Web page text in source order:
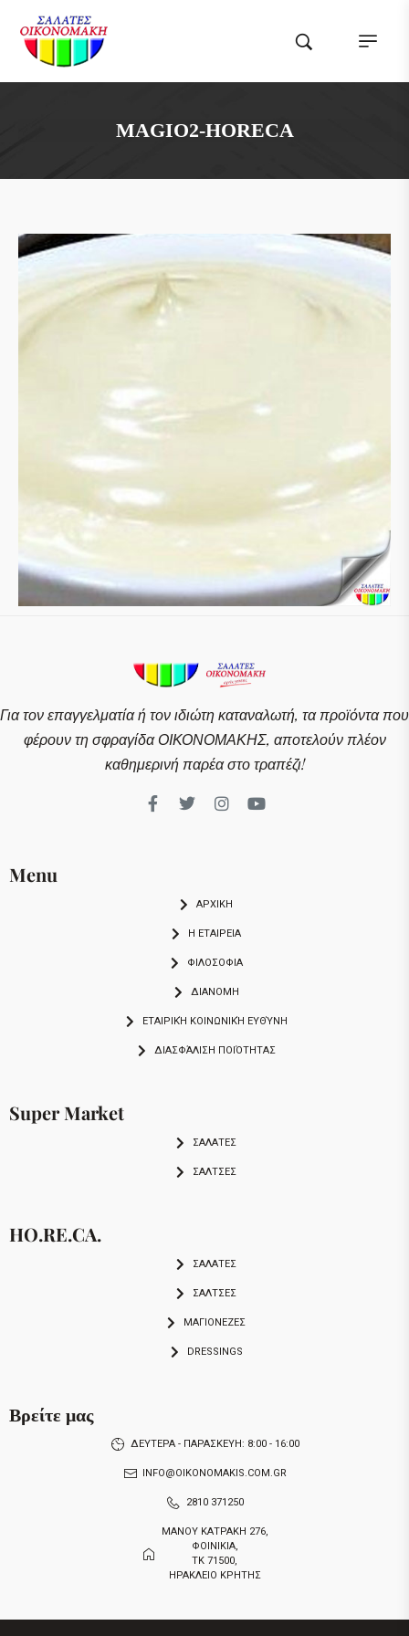
MAGIO2-HORECA
Για τον επαγγελματία ή τον ιδιώτη καταναλωτή, τα προϊόντα που
φέρουν τη σφραγίδα ΟΙΚΟΝΟΜΑΚΗΣ, αποτελούν πλέον
καθημερινή παρέα στο τραπέζι!
Menu
ΑΡΧΙΚΗ
Η ΕΤΑΙΡΕΙΑ
ΦΙΛΟΣΟΦΙΑ
ΔΙΑΝΟΜΗ
ΕΤΑΙΡΙΚΉ ΚΟΙΝΩΝΙΚΉ ΕΥΘΎΝΗ
ΔΙΑΣΦΆΛΙΣΗ ΠΟΙΌΤΗΤΑΣ
Super Market
ΣΑΛΑΤΕΣ
ΣΑΛΤΣΕΣ
HO.RE.CA.
ΣΑΛΑΤΕΣ
ΣΑΛΤΣΕΣ
ΜΑΓΙΟΝΕΖΕΣ
DRESSINGS
Βρείτε μας
ΔΕΥΤΕΡΑ - ΠΑΡΑΣΚΕΥΗ: 8:00 - 16:00
INFO@OIKONOMAKIS.COM.GR
2810 371250
ΜΑΝΟΥ ΚΑΤΡΑΚΗ 276,
ΦΟΙΝΙΚΙΑ,
ΤΚ 71500,
ΗΡΑΚΛΕΙΟ ΚΡΗΤΗΣ